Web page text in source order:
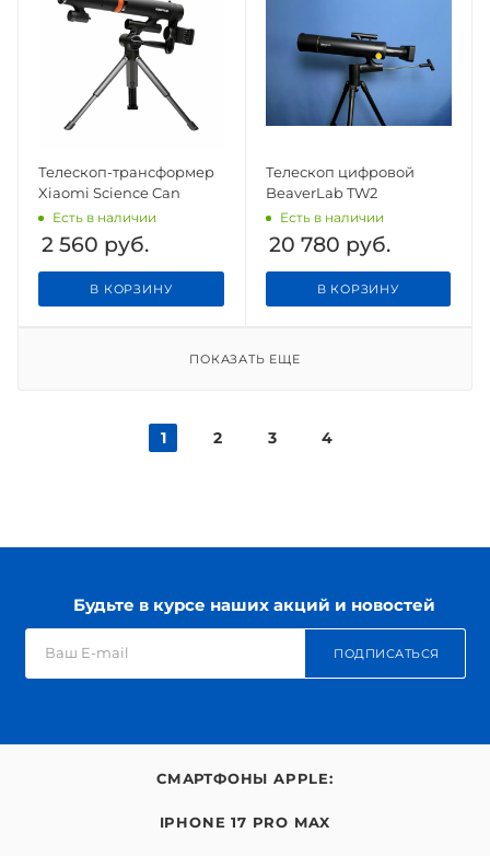
Телескоп-трансформер
Xiaomi Science Can
Есть в наличии
2 560 руб.
В КОРЗИНУ
Телескоп цифровой
BeaverLab TW2
Есть в наличии
20 780 руб.
В КОРЗИНУ
ПОКАЗАТЬ ЕЩЕ
1 2 3 4
Будьте в курсе наших акций и новостей
ПОДПИСАТЬСЯ
СМАРТФОНЫ APPLE:
IPHONE 17 PRO MAX